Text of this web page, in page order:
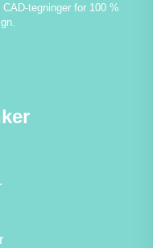
tegninger for 100 %